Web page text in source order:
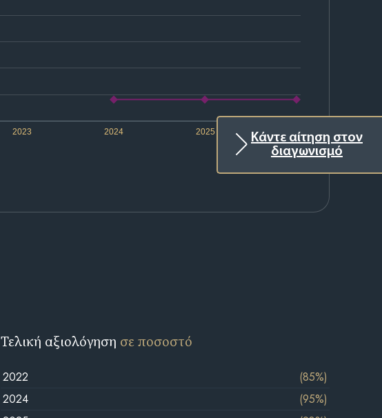
Κάντε αίτηση στον
διαγωνισμό
2023 2024 2025 2026
Τελική αξιολόγηση σε ποσοστό
2022
(85%)
2024
(95%)